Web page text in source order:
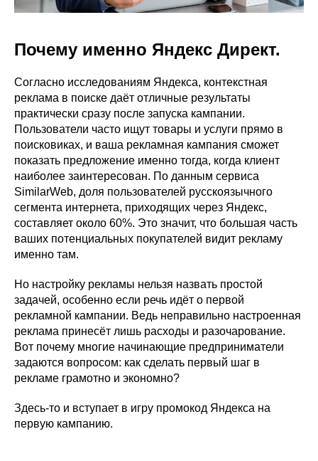
Почему именно Яндекс Директ.
Согласно исследованиям Яндекса, контекстная
реклама в поиске даёт отличные результаты
практически сразу после запуска кампании.
Пользователи часто ищут товары и услуги прямо в
поисковиках, и ваша рекламная кампания сможет
показать предложение именно тогда, когда клиент
наиболее заинтересован. По данным сервиса
SimilarWeb, доля пользователей русскоязычного
сегмента интернета, приходящих через Яндекс,
составляет около 60%. Это значит, что большая часть
ваших потенциальных покупателей видит рекламу
именно там.
Но настройку рекламы нельзя назвать простой
задачей, особенно если речь идёт о первой
рекламной кампании. Ведь неправильно настроенная
реклама принесёт лишь расходы и разочарование.
Вот почему многие начинающие предприниматели
задаются вопросом: как сделать первый шаг в
рекламе грамотно и экономно?
Здесь-то и вступает в игру промокод Яндекса на
первую кампанию.